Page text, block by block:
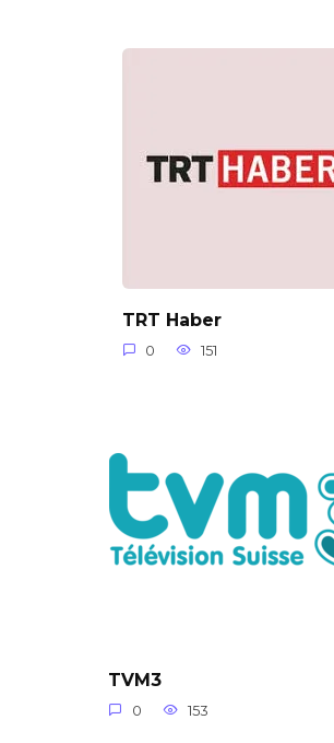
TRT Haber
0 151
TVM3
0 153